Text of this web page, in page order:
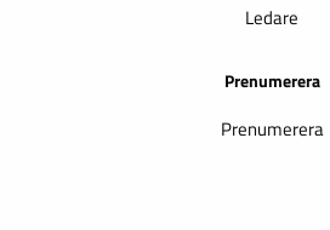
Ledare
Prenumerera
Prenumerera